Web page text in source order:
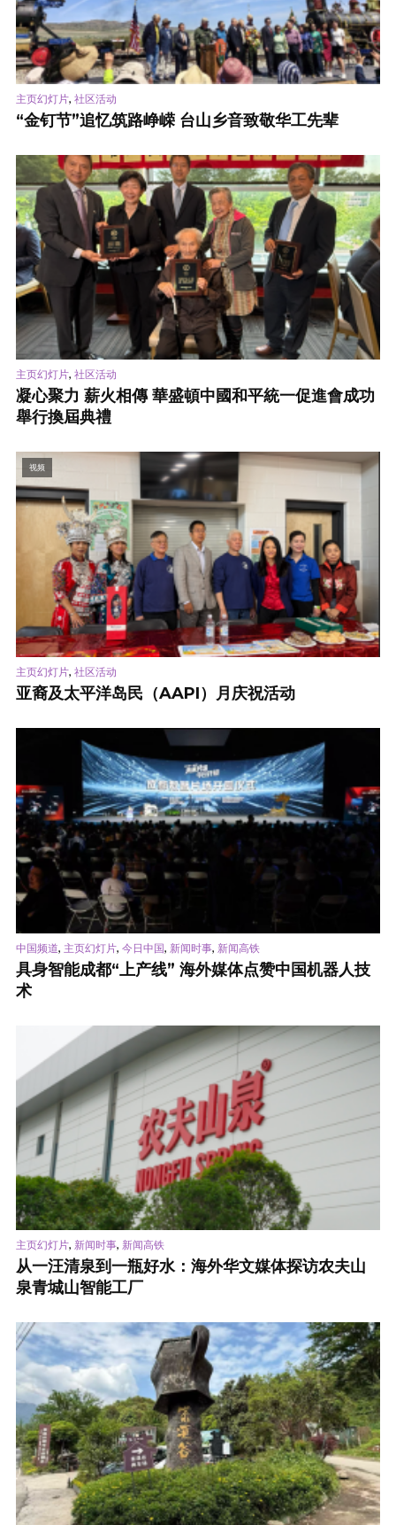
主页幻灯片, 社区活动
“金钉节”追忆筑路峥嵘 台山乡音致敬华工先辈
主页幻灯片, 社区活动
凝心聚力 薪火相傳 華盛頓中國和平統一促進會成功
舉行換屆典禮
视频
主页幻灯片, 社区活动
亚裔及太平洋岛民（AAPI）月庆祝活动
中国频道, 主页幻灯片, 今日中国, 新闻时事, 新闻高铁
具身智能成都“上产线” 海外媒体点赞中国机器人技
术
主页幻灯片, 新闻时事, 新闻高铁
从一汪清泉到一瓶好水：海外华文媒体探访农夫山
泉青城山智能工厂